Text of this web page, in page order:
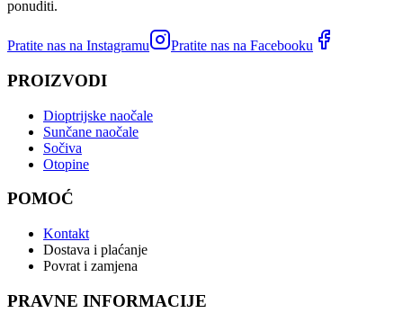
ponuditi.
Pratite nas na Instagramu Pratite nas na Facebooku
PROIZVODI
Dioptrijske naočale
Sunčane naočale
Sočiva
Otopine
POMOĆ
Kontakt
Dostava i plaćanje
Povrat i zamjena
PRAVNE INFORMACIJE